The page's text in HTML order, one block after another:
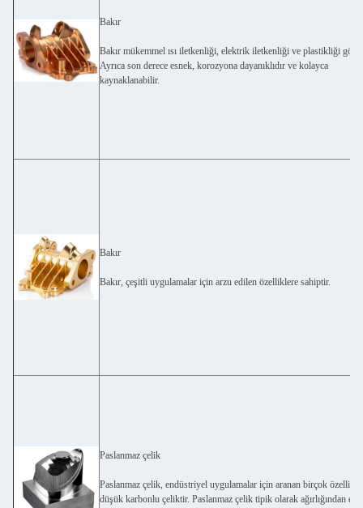
Bakır
Bakır mükemmel ısı iletkenliği, elektrik iletkenliği ve plastikliği
Ayrıca son derece esnek, korozyona dayanıklıdır ve kolayca
kaynaklanabilir.
Bakır
Bakır, çeşitli uygulamalar için arzu edilen özelliklere sahiptir.
Paslanmaz çelik
Paslanmaz çelik, endüstriyel uygulamalar için aranan birçok özelliği
düşük karbonlu çeliktir. Paslanmaz çelik tipik olarak ağırlığından en